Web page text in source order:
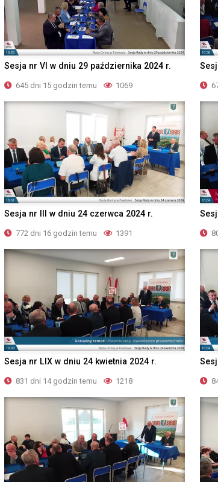
Sesja nr VI w dniu 29 października 2024 r.
645 dni 15 godzin temu 1069
Sesja nr III w dniu 24 czerwca 2024 r.
772 dni 16 godzin temu 1391
Sesja nr LIX w dniu 24 kwietnia 2024 r.
831 dni 14 godzin temu 1218